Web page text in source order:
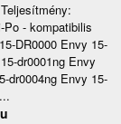
- kompatibilis
DR0000 Envy 15-
dr0001ng Envy
dr0004ng Envy 15-